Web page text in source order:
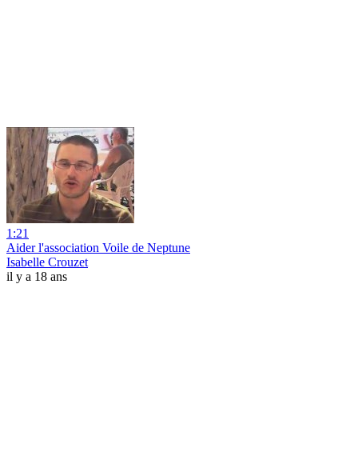
1:21
Aider l'association Voile de Neptune
Isabelle Crouzet
il y a 18 ans